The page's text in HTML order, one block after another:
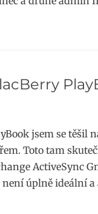
jsem se těšil
Toto tam
ActiveSync
není úplně ideální a